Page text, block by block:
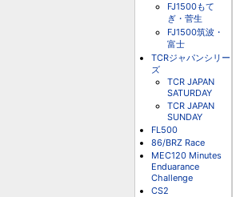
FJ1500もて
ぎ・菅生
FJ1500筑波・
富士
TCRジャパンシリー
ズ
TCR JAPAN
SATURDAY
TCR JAPAN
SUNDAY
FL500
86/BRZ Race
MEC120 Minutes
Enduarance
Challenge
CS2